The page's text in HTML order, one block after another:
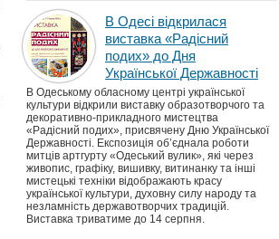
В Одесі відкрилася
виставка «Радісний
подих» до Дня
Української Державності
В Одеському обласному центрі української
культури відкрили виставку образотворчого та
декоративно-прикладного мистецтва
«Радісний подих», присвячену Дню Української
Державності. Експозиція об’єднала роботи
митців артгурту «Одеський вулик», які через
живопис, графіку, вишивку, витинанку та інші
мистецькі техніки відображають красу
української культури, духовну силу народу та
незламність державотворчих традицій.
Виставка триватиме до 14 серпня.